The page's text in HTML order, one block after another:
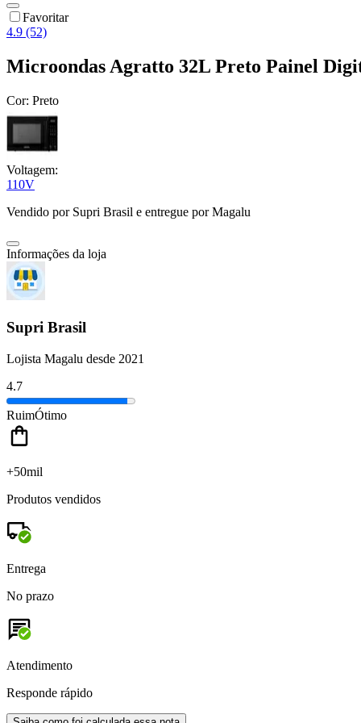
Favoritar
4.9 (52)
Microondas Agratto 32L Preto Painel
Cor: Preto
Voltagem:
110V
Vendido por Supri Brasil e entregue por Magalu
Informações da loja
Supri Brasil
Lojista Magalu desde 2021
4.7
RuimÓtimo
+50mil
Produtos vendidos
Entrega
No prazo
Atendimento
Responde rápido